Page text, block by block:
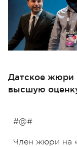
Датское жюри
высшую
#@#
Член жюри на